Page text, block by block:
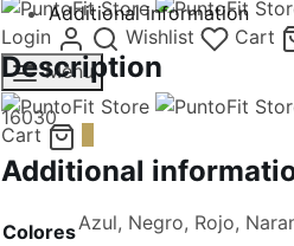
Login Wishlist Cart
Menu
Cart
Additional information
Description
16030
Additional
ColoresAzul, Negro, Rojo,